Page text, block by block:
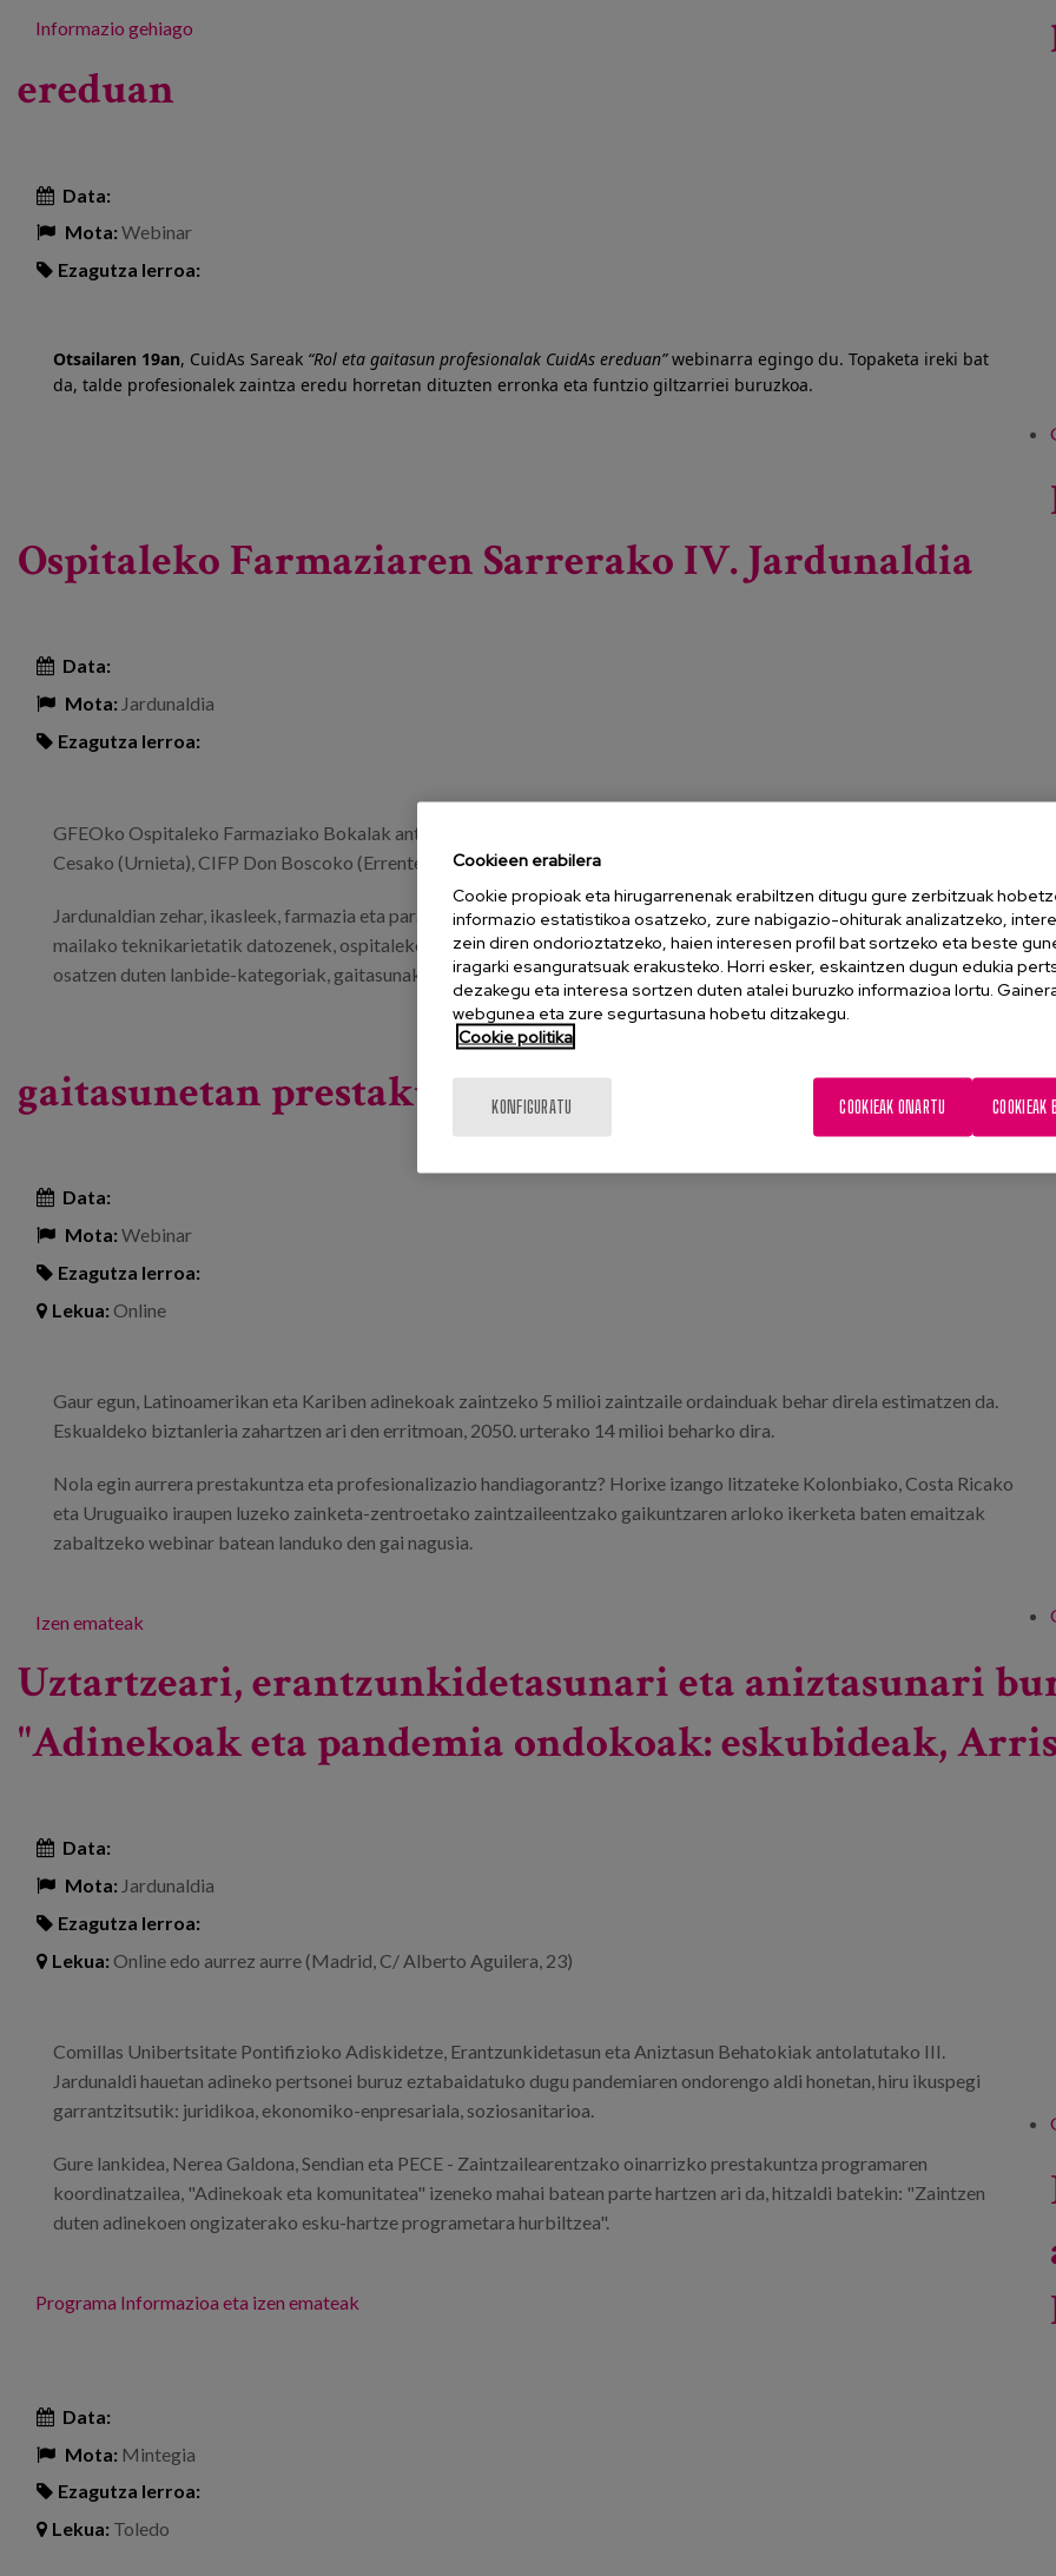
Informazio gehiago
ereduan
Data:
Mota:Webinar
Ezagutza lerroa:
Otsailaren 19an, CuidAs Sareak “Rol eta gaitasun profesionalak CuidAs ereduan”webinarra egingo du. Topaketa ireki bat
da, talde profesionalek zaintza eredu horretan dituzten erronka eta funtzio giltzarriei buruzkoa.
Ospitaleko Farmaziaren Sarrerako IV. Jardunaldia
Data:
Mota: Jardunaldia
Ezagutza lerroa:
GFEOko Ospitaleko Farmaziako Bokalak antolatutako hitzorduak Inmakulada Lanbide Ikastolako (Tolosa), CPES
Cesako (Urnieta), CIFP Don Boscoko (Errenteria) eta CIFP Plaiaundiko (Irun) 135 ikasleren parte hartzea izan du.
Jardunaldian zehar, ikasleek, farmazia eta parafarmaziako erdi mailako teknikarietatik eta sendagaiak prestatzeko goi
mailako teknikarietatik datozenek, ospitaleko farmazia-zerbitzu baten egunerokotasunaren zati bat, zerbitzu hori
osatzen duten lanbide-kategoriak, gaitasunak eta zerbitzu-zorroaren zati bat ezagutzeko aukera izan dute.
gaitasunetan prestakuntza
Data:
Mota:Webinar
Ezagutza lerroa:
Lekua:Online
Gaur egun, Latinoamerikan eta Kariben adinekoak zaintzeko 5 milioi zaintzaile ordainduak behar direla estimatzen da.
Eskualdeko biztanleria zahartzen ari den erritmoan, 2050. urterako 14 milioi beharko dira.
Nola egin aurrera prestakuntza eta profesionalizazio handiagorantz? Horixe izango litzateke Kolonbiako, Costa Ricako
eta Uruguaiko iraupen luzeko zainketa-zentroetako zaintzaileentzako gaikuntzaren arloko ikerketa baten emaitzak
zabaltzeko webinar batean landuko den gai nagusia.
Izen emateak
Uztartzeari, erantzunkidetasunari eta aniztasunari
"Adinekoak eta pandemia ondokoak: eskubideak,
Data:
Mota: Jardunaldia
Ezagutza lerroa:
Lekua:Online edo aurrez aurre (Madrid, C/ Alberto Aguilera, 23)
Comillas Unibertsitate Pontifizioko Adiskidetze, Erantzunkidetasun eta Aniztasun Behatokiak antolatutako III.
Jardunaldi hauetan adineko pertsonei buruz eztabaidatuko dugu pandemiaren ondorengo aldi honetan, hiru ikuspegi
garrantzitsutik: juridikoa, ekonomiko-enpresariala, soziosanitarioa.
Gure lankidea, Nerea Galdona, Sendian eta PECE - Zaintzailearentzako oinarrizko prestakuntza programaren
koordinatzailea, "Adinekoak eta komunitatea" izeneko mahai batean parte hartzen ari da, hitzaldi batekin: "Zaintzen
duten adinekoen ongizaterako esku-hartze programetara hurbiltzea".
Programa Informazioa eta izen emateak
Data:
Mota: Mintegia
Ezagutza lerroa:
Lekua: Toledo
Cookieen erabilera
Cookie propioak eta hirugarrenenak erabiltzen ditugu gure zerbitzuak
informazio estatistikoa osatzeko, zure nabigazio-ohiturak analizatzeko,
zein diren ondorioztatzeko, haien interesen profil bat sortzeko eta beste
iragarki esanguratsuak erakusteko. Horri esker, eskaintzen dugun edukia
dezakegu eta interesa sortzen duten atalei buruzko informazioa lortu.
webgunea eta zure segurtasuna hobetu ditzakegu.
Cookie politika
KONFIGURATU COOKIEAK
COOKIEAK ONARTU